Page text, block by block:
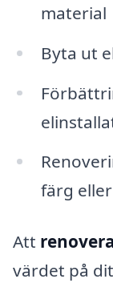
material
Byta ut
färg
Att
värdet på